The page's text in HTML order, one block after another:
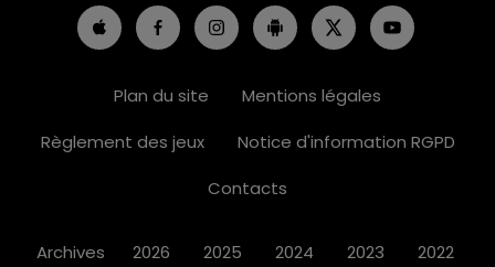
Plan du site
Mentions légales
Règlement des jeux
Notice d'information RGPD
Contacts
Archives 2026 2025 2024 2023 2022